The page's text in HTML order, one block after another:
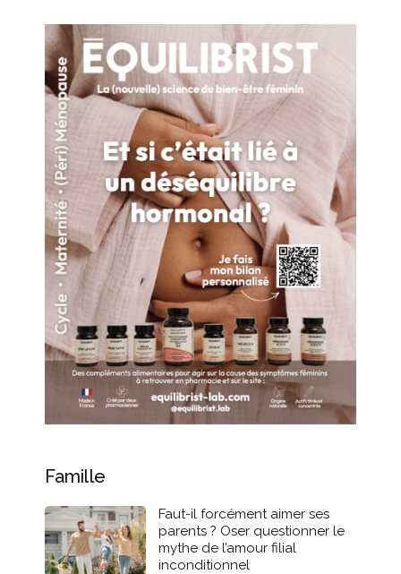
Famille
Faut-il forcément aimer ses
parents ? Oser questionner le
mythe de l’amour filial
inconditionnel